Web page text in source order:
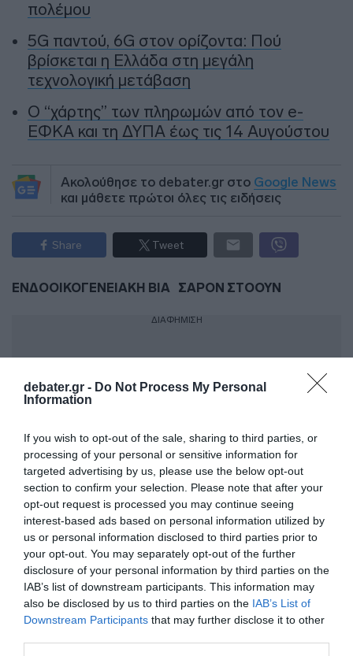
debater.gr - Do Not Process My Personal
Information
If you wish to opt-out of the sale, sharing to third parties, or
processing of your personal or sensitive information for
targeted advertising by us, please use the below opt-out
section to confirm your selection. Please note that after your
opt-out request is processed you may continue seeing
interest-based ads based on personal information utilized by
us or personal information disclosed to third parties prior to
your opt-out. You may separately opt-out of the further
disclosure of your personal information by third parties on the
IAB’s list of downstream participants. This information may
also be disclosed by us to third parties on the IAB’s List of
Downstream Participants that may further disclose it to other
πολέμου
5G παντού, 6G στον ορίζοντα: Πού
βρίσκεται η Ελλάδα στη μεγάλη
τεχνολογική μετάβαση
Ο “χάρτης” των πληρωμών από τον e-
ΕΦΚΑ και τη ΔΥΠΑ έως τις 14 Αυγούστου
Ακολούθησε το debater.gr στο Google News
και μάθετε πρώτοι όλες τις ειδήσεις
Share Tweet
ΕΝΔΟΟΙΚΟΓΕΝΕΙΑΚΗ ΒΙΑ ΣΑΡΟΝ ΣΤΟΟΥΝ
ΔΙΑΦΗΜΙΣΗ
ΣΧΟΛΙΑ